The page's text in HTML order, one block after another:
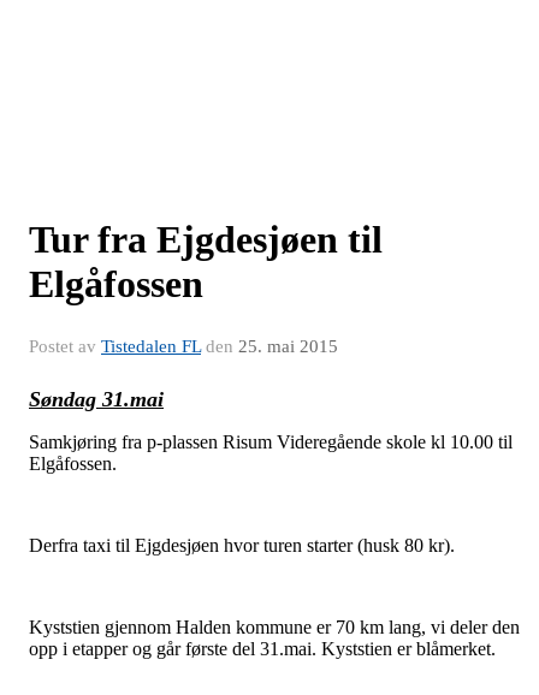
Tur fra Ejgdesjøen til
Elgåfossen
Postet av Tistedalen FLden 25. mai 2015
Søndag 31.mai
Samkjøring fra p-plassen Risum Videregående skole kl 10.00 til
Elgåfossen.
Derfra taxi til Ejgdesjøen hvor turen starter (husk 80 kr).
Kyststien gjennom Halden kommune er 70 km lang, vi deler den
opp i etapper og går første del 31.mai. Kyststien er blåmerket.